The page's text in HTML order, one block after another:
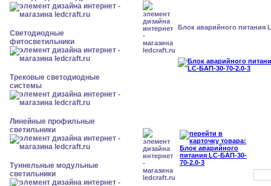
Светодиодные
фитосветильники
Трековые светодиодные
системы
Линейные профильные
светильники
Туннельные модульные
светильники
Блок аварийного питания